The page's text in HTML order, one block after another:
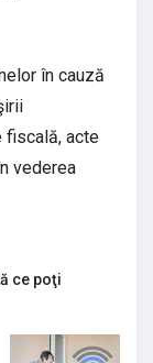
în cauză
fiscală, acte
vederea
ce poţi